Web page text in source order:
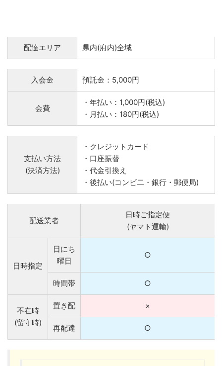
配達エリア 県内(府内)全域
入会金 預託金：5,000円
会費
・年払い：1,000円(税込)
・月払い：180円(税込)
支払い方法
(決済方法)
・クレジットカード
・口座振替
・代金引換え
・後払い(コンビ二・銀行・郵便局)
配送業者
日時ご指定便
(ヤマト運輸)
日時指定
日にち
曜日
○
時間帯 ○
不在時
(留守時)
置き配 ×
再配達 ○